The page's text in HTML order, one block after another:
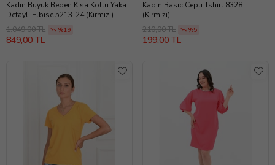
Kadın Büyük Beden Kısa Kollu Yaka
Detaylı Elbise 5213-24 (Kırmızı)
1.049,00 TL
%19
849,00 TL
Kadın Basic Cepli Tshirt 8328
(Kırmızı)
210,00 TL
%5
199,00 TL